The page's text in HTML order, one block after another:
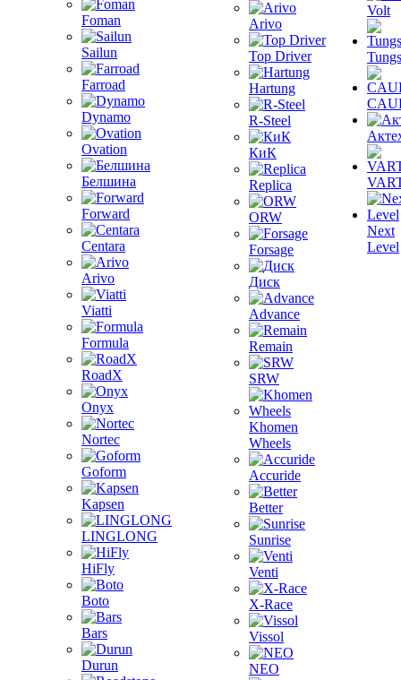
Foman
Sailun
Farroad
Dynamo
Ovation
Белшина
Forward
Centara
Arivo
Viatti
Formula
RoadX
Onyx
Nortec
Goform
Kapsen
LINGLONG
HiFly
Boto
Bars
Durun
Arivo
Top Driver
Hartung
R-Steel
КиК
Replica
ORW
Forsage
Диск
Advance
Remain
SRW
Khomen
Wheels
Accuride
Better
Sunrise
Venti
X-Race
Vissol
NEO
Volt
Next
Level